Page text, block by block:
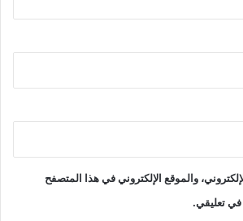
والموقع الإلكتروني في هذا المتصفح
في تعليقي.